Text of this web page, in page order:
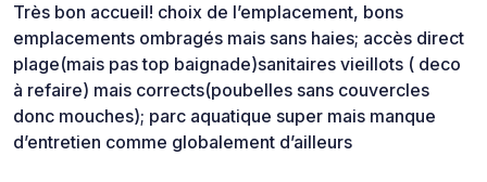
Très bon accueil! choix de l’emplacement, bons
emplacements ombragés mais sans haies; accès direct
plage(mais pas top baignade)sanitaires vieillots ( deco
à refaire) mais corrects(poubelles sans couvercles
donc mouches); parc aquatique super mais manque
d’entretien comme globalement d’ailleurs